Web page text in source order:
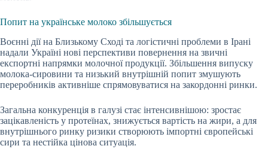
Попит на українське молоко збільшується
Воєнні дії на Близькому Сході та логістичні проблеми в Ірані
надали Україні нові перспективи повернення на звичні
експортні напрямки молочної продукції. Збільшення випуску
молока-сировини та низький внутрішній попит змушують
переробників активніше спрямовуватися на закордонні ринки.
Загальна конкуренція в галузі стає інтенсивнішою: зростає
зацікавленість у протеїнах, знижується вартість на жири, а для
внутрішнього ринку ризики створюють імпортні європейські
сири та нестійка цінова ситуація.